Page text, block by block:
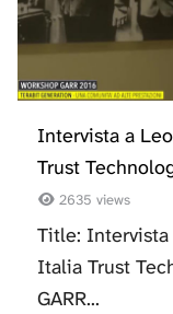
Intervista a
Trust
2635 views
Title: Intervista
Italia Trust
GARR...